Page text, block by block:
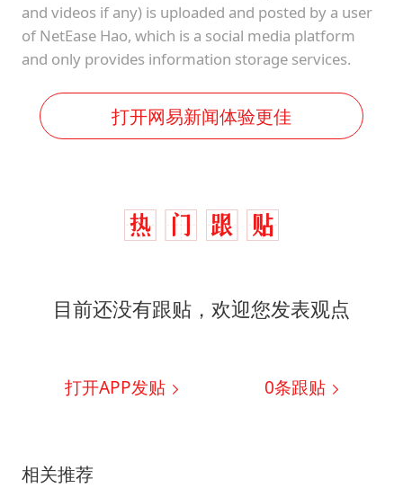
and videos if any) is uploaded and posted by a user
of NetEase Hao, which is a social media platform
and only provides information storage services.
打开网易新闻体验更佳
目前还没有跟贴，欢迎您发表观点
打开APP发贴 0条跟贴
相关推荐